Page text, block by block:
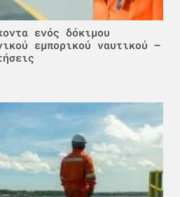
ενός δόκιμου
εμπορικού ναυτικού –